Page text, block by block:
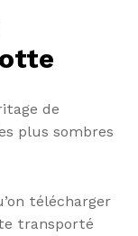
de
plus sombres
télécharger
transporté